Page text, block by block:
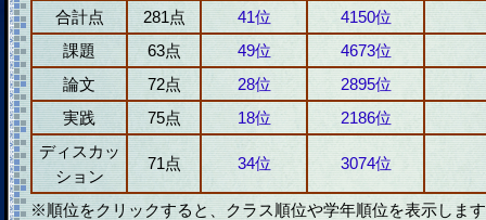
合計点
281点 41位
4150位
課題
63点 49位 4673位
論文
72点 28位 2895位
実践
75点 18位 2186位
ディスカッ
ション
71点 34位 3074位
※順位をクリックすると、クラス順位や学年順位を表示しま